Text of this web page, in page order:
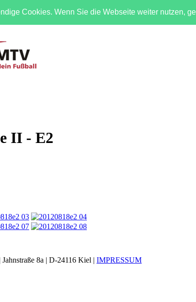
Cookies. Wenn Sie die Webseite weiter nutzen,
II - E2
8a | D-24116 Kiel | IMPRESSUM